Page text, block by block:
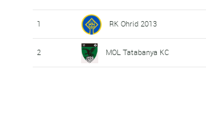
1 RK Ohrid 2013
2 MOL Tatabanya KC